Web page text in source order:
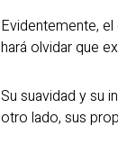
Evidentemente,
hará olvidar que
Su suavidad y su
otro lado, sus